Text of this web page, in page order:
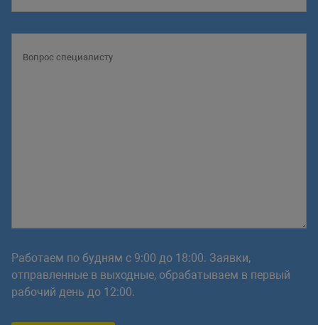
Работаем по будням с 9:00 до 18:00. Заявки,
отправленные в выходные, обрабатываем в первый
рабочий день до 12:00.